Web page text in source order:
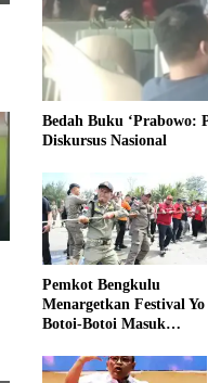
Bedah Buku ‘Prabowo:
Diskursus Nasional
Pemkot Bengkulu
Menargetkan Festival Yo
Botoi-Botoi Masuk
Nasional